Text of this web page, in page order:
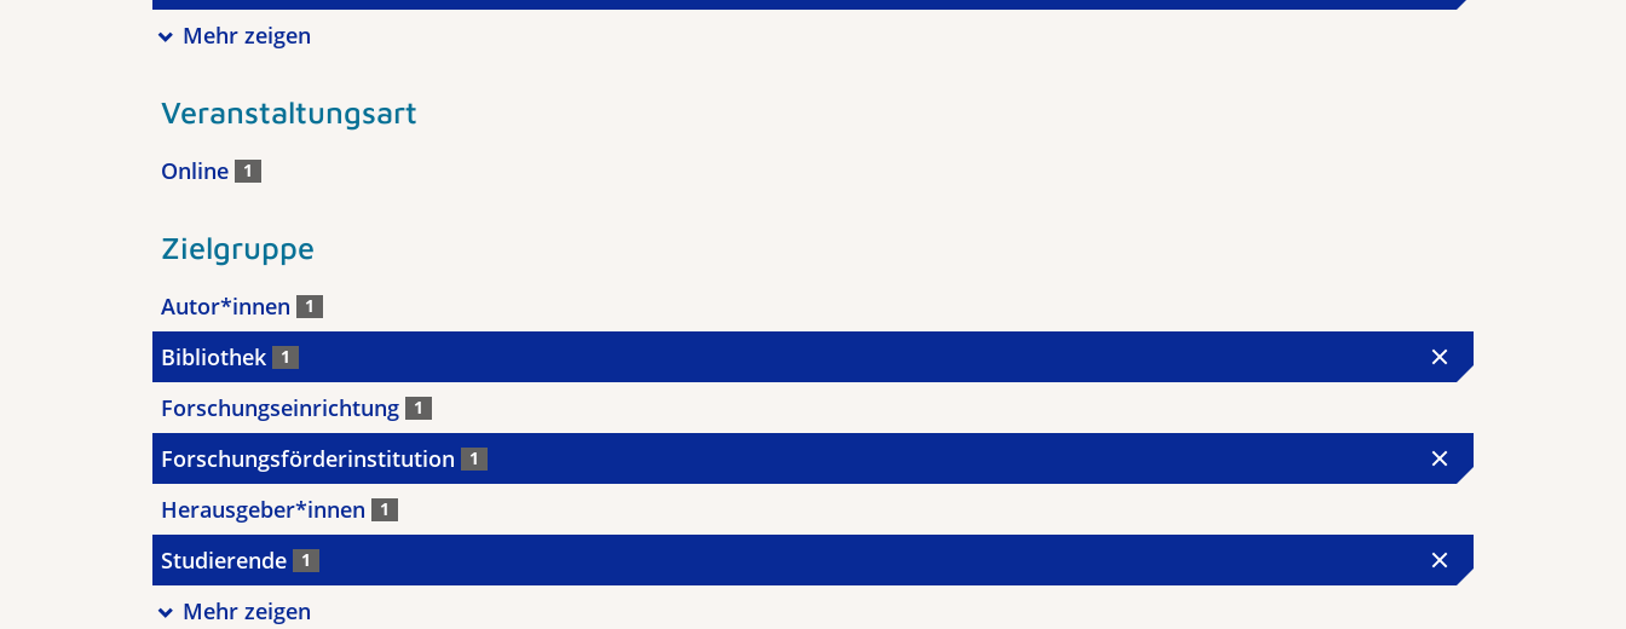
Mehr zeigen
Veranstaltungsart
Online 1
Zielgruppe
Autor*innen 1
Bibliothek 1
Forschungseinrichtung 1
Forschungsförderinstitution 1
Herausgeber*innen 1
Studierende 1
Mehr zeigen